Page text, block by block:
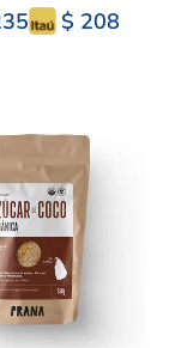
$ 208